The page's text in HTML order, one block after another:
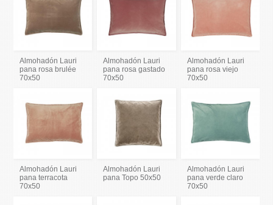
Almohadón Lauri
pana rosa brulée
70x50
Almohadón Lauri
pana rosa gastado
70x50
Almohadón Lauri
pana rosa viejo
70x50
Almohadón Lauri
pana terracota
70x50
Almohadón Lauri
pana Topo 50x50
Almohadón Lauri
pana verde claro
70x50